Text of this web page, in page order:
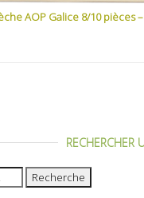
AOP Galice 8/10 pièces
RECHERCHER